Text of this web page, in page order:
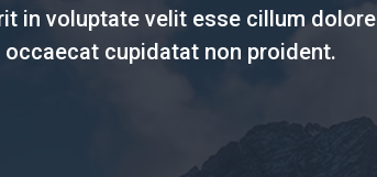
in voluptate velit esse cillum dolore
cupidatat non proident.